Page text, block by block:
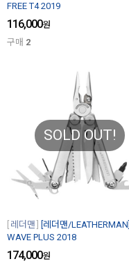
FREE T4 2019
116,000원
구매 2
SOLD OUT!
레더맨
[레더맨/LEATHERMAN]
WAVE PLUS 2018
174,000원